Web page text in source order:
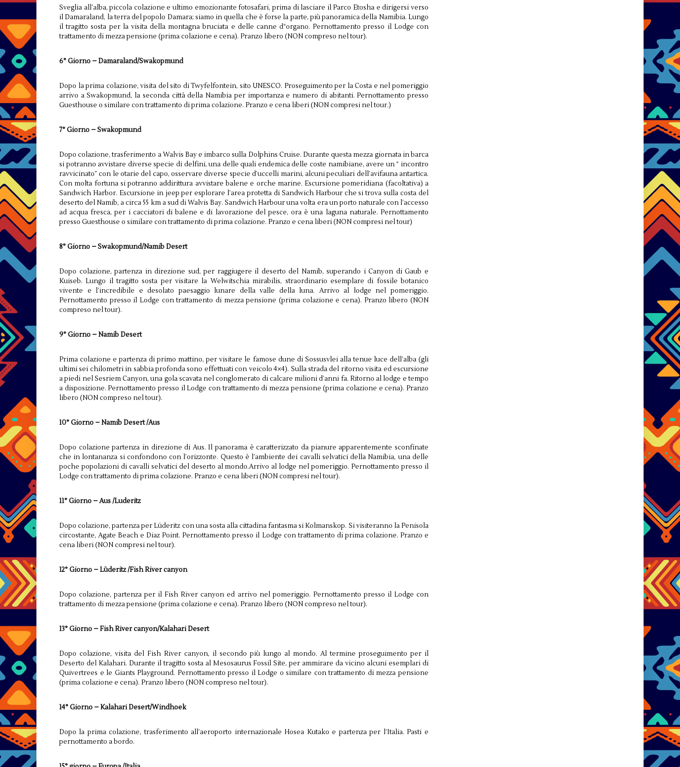
Sveglia all’alba, piccola colazione e ultimo emozionante fotosafari, prima di lasciare il Parco Etosha e dirigersi verso
il Damaraland, la terra del popolo Damara; siamo in quella che è forse la parte, più panoramica della Namibia. Lungo
il tragitto sosta per la visita della montagna bruciata e delle canne d“organo. Pernottamento presso il Lodge con
trattamento di mezza pensione (prima colazione e cena). Pranzo libero (NON compreso nel tour).
6° Giorno – Damaraland/Swakopmund
Dopo la prima colazione, visita del sito di Twyfelfontein, sito UNESCO. Proseguimento per la Costa e nel pomeriggio
arrivo a Swakopmund, la seconda città della Namibia per importanza e numero di abitanti. Pernottamento presso
Guesthouse o similare con trattamento di prima colazione. Pranzo e cena liberi (NON compresi nel tour.)
7° Giorno – Swakopmund
Dopo colazione, trasferimento a Walvis Bay e imbarco sulla Dolphins Cruise. Durante questa mezza giornata in barca
si potranno avvistare diverse specie di delfini, una delle quali endemica delle coste namibiane, avere un “ incontro
ravvicinato” con le otarie del capo, osservare diverse specie d’uccelli marini, alcuni peculiari dell’avifauna antartica.
Con molta fortuna si potranno addirittura avvistare balene e orche marine. Escursione pomeridiana (facoltativa) a
Sandwich Harbor. Escursione in jeep per esplorare l’area protetta di Sandwich Harbour che si trova sulla costa del
deserto del Namib, a circa 55 km a sud di Walvis Bay. Sandwich Harbour una volta era un porto naturale con l’accesso
ad acqua fresca, per i cacciatori di balene e di lavorazione del pesce, ora è una laguna naturale. Pernottamento
presso Guesthouse o similare con trattamento di prima colazione. Pranzo e cena liberi (NON compresi nel tour)
8° Giorno – Swakopmund/Namib Desert
Dopo colazione, partenza in direzione sud, per raggiugere il deserto del Namib, superando i Canyon di Gaub e
Kuiseb. Lungo il tragitto sosta per visitare la Welwitschia mirabilis, straordinario esemplare di fossile botanico
vivente e l’incredibile e desolato paesaggio lunare della valle della luna. Arrivo al lodge nel pomeriggio.
Pernottamento presso il Lodge con trattamento di mezza pensione (prima colazione e cena). Pranzo libero (NON
compreso nel tour).
9° Giorno – Namib Desert
Prima colazione e partenza di primo mattino, per visitare le famose dune di Sossusvlei alla tenue luce dell’alba (gli
ultimi sei chilometri in sabbia profonda sono effettuati con veicolo 4×4). Sulla strada del ritorno visita ed escursione
a piedi nel Sesriem Canyon, una gola scavata nel conglomerato di calcare milioni d’anni fa. Ritorno al lodge e tempo
a disposizione. Pernottamento presso il Lodge con trattamento di mezza pensione (prima colazione e cena). Pranzo
libero (NON compreso nel tour).
10° Giorno – Namib Desert /Aus
Dopo colazione partenza in direzione di Aus. Il panorama è caratterizzato da pianure apparentemente sconfinate
che in lontananza si confondono con l’orizzonte. Questo è l’ambiente dei cavalli selvatici della Namibia, una delle
poche popolazioni di cavalli selvatici del deserto al mondo.Arrivo al lodge nel pomeriggio. Pernottamento presso il
Lodge con trattamento di prima colazione. Pranzo e cena liberi (NON compresi nel tour).
11° Giorno – Aus /Luderitz
Dopo colazione, partenza per Lüderitz con una sosta alla cittadina fantasma si Kolmanskop. Si visiteranno la Penisola
circostante, Agate Beach e Diaz Point. Pernottamento presso il Lodge con trattamento di prima colazione. Pranzo e
cena liberi (NON compresi nel tour).
12° Giorno – Lüderitz /Fish River canyon
Dopo colazione, partenza per il Fish River canyon ed arrivo nel pomeriggio. Pernottamento presso il Lodge con
trattamento di mezza pensione (prima colazione e cena). Pranzo libero (NON compreso nel tour).
13° Giorno – Fish River canyon/Kalahari Desert
Dopo colazione, visita del Fish River canyon, il secondo più lungo al mondo. Al termine proseguimento per il
Deserto del Kalahari. Durante il tragitto sosta al Mesosaurus Fossil Site, per ammirare da vicino alcuni esemplari di
Quivertrees e le Giants Playground. Pernottamento presso il Lodge o similare con trattamento di mezza pensione
(prima colazione e cena). Pranzo libero (NON compreso nel tour).
14° Giorno – Kalahari Desert/Windhoek
Dopo la prima colazione, trasferimento all’aeroporto internazionale Hosea Kutako e partenza per l’Italia. Pasti e
pernottamento a bordo.